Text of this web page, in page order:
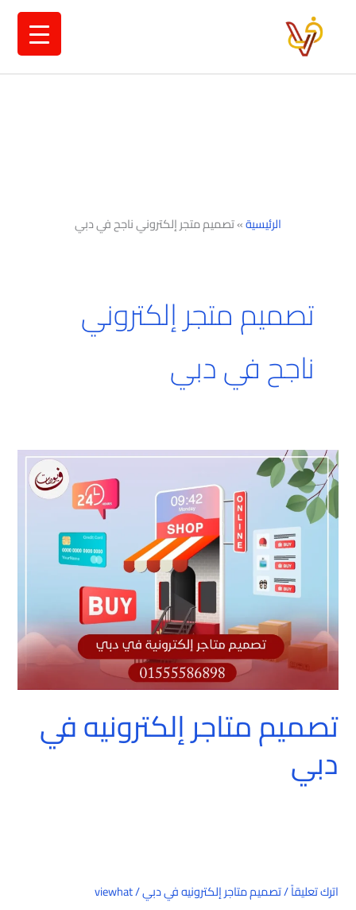
الرئيسية»تصميم متجر إلكتروني ناجح في دبي
تصميم متجر إلكتروني
ناجح في دبي
تصميم متاجر إلكترونيه في
دبي
اترك تعليقاً/تصميم متاجر إلكترونيه في دبي/
viewhat
تصميم
متاجر
إلكترونيه
في